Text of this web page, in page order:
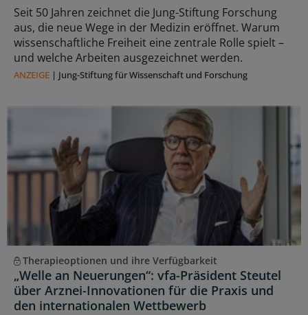
Seit 50 Jahren zeichnet die Jung-Stiftung Forschung
aus, die neue Wege in der Medizin eröffnet. Warum
wissenschaftliche Freiheit eine zentrale Rolle spielt –
und welche Arbeiten ausgezeichnet werden.
ANZEIGE | Jung-Stiftung für Wissenschaft und Forschung
Therapieoptionen und ihre Verfügbarkeit
„Welle an Neuerungen“: vfa-Präsident Steutel
über Arznei-Innovationen für die Praxis und
den internationalen Wettbewerb